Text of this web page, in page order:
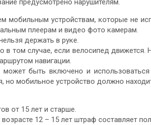
предусмотрено нарушителям.
мобильным устройствам, которые не
плеерам и видео фото камерам.
держать в руке.
в том случае, если велосипед
навигации.
быть включено и
но мобильное устройство должно
от 15 лет и старше.
12 – 15 лет штраф составляет